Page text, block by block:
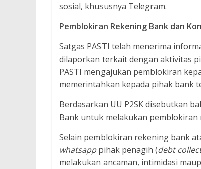
sosial, khususnya Telegram.
Pemblokiran Rekening Bank dan
Satgas PASTI telah menerima
dilaporkan terkait dengan aktivitas
PASTI mengajukan pemblokiran
memerintahkan kepada pihak bank
Berdasarkan UU P2SK disebutkan
Bank untuk melakukan
Selain pemblokiran rekening bank
whatsapppihak penagih (debt
melakukan ancaman, intimidasi